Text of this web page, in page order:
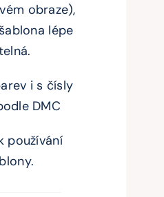
obraze),
lépe
i s čísly
DMC
používání